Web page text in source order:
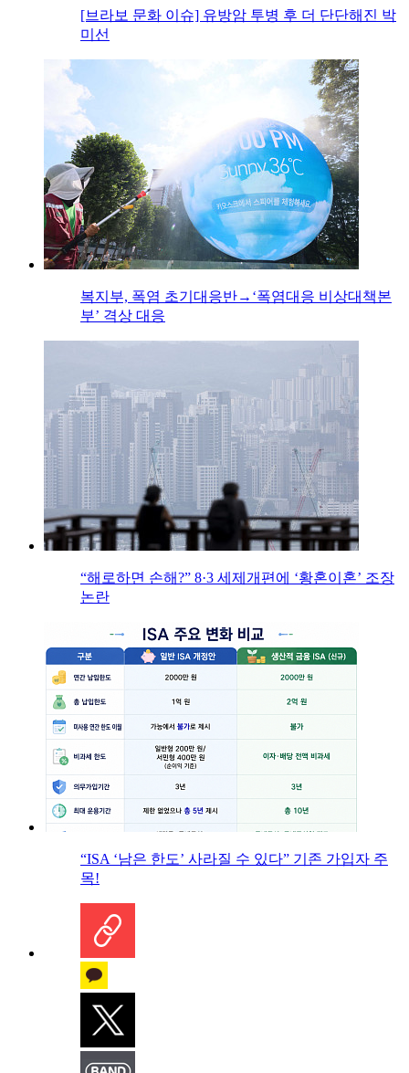
[브라보 문화 이슈] 유방암 투병 후 더 단단해진 박
미선
복지부, 폭염 초기대응반→‘폭염대응 비상대책본
부’ 격상 대응
“해로하면 손해?” 8·3 세제개편에 ‘황혼이혼’ 조장
논란
“ISA ‘남은 한도’ 사라질 수 있다” 기존 가입자 주
목!